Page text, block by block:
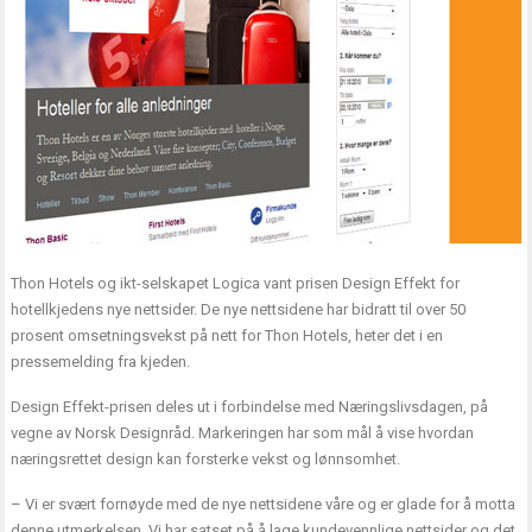
Thon Hotels og ikt-selskapet Logica vant prisen Design Effekt for
hotellkjedens nye nettsider. De nye nettsidene har bidratt til over 50
prosent omsetningsvekst på nett for Thon Hotels, heter det i en
pressemelding fra kjeden.
Design Effekt-prisen deles ut i forbindelse med Næringslivsdagen, på
vegne av Norsk Designråd. Markeringen har som mål å vise hvordan
næringsrettet design kan forsterke vekst og lønnsomhet.
– Vi er svært fornøyde med de nye nettsidene våre og er glade for å motta